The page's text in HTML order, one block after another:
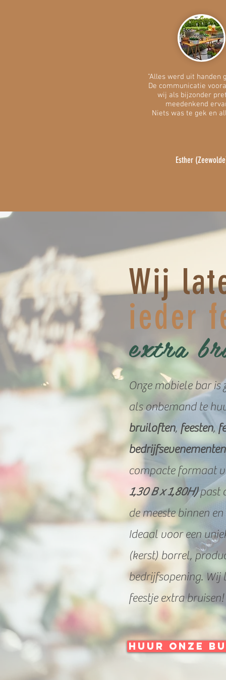
"Alles werd uit handen
De communicatie
wij als bijzonder
meedenkend
Niets was te gek en
Esther
Wij la
ieder
extra
Onze mobiele bar
als onbemand te
bruiloften, feesten,
bedrijfsevenementen
compacte formaat
1,30 B x 1,80H)past
de meeste binnen
Ideaal voor een
(kerst) borrel,
bedrijfsopening. Wij
feestje extra bruisen!
Huur onze